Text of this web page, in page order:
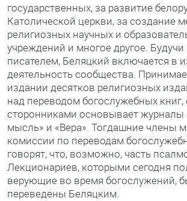
государственных, за развитие
Католической церкви, за создание
религиозных научных и
учреждений и многое другое.
писателем, Беляцкий включается в
деятельность сообщества.
издании десятков религиозных
над переводом богослужебных книг,
сторонниками основывает журналы
мысль» и «Вера». Тогдашние члены
комиссии по переводам
говорят, что, возможно, часть
Лекционариев, которыми сегодня
верующие во время богослужений,
переведены Беляцким.